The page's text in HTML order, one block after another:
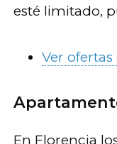
esté limitado,
Ver
En Florencia